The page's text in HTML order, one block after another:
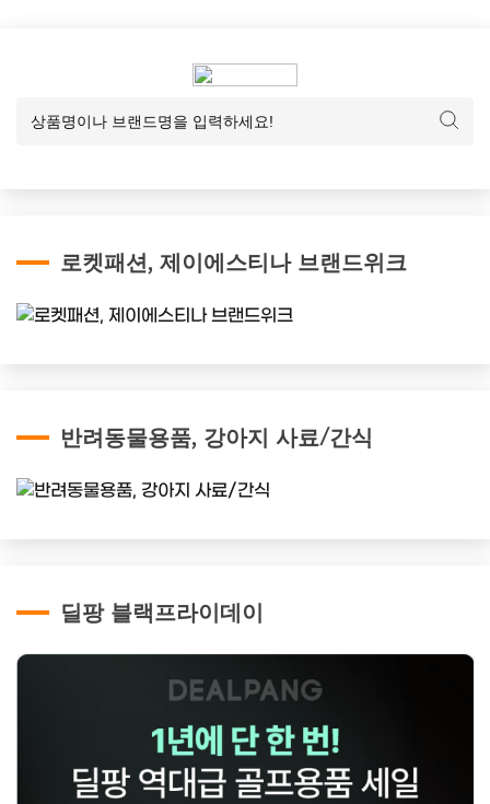
로켓패션, 제이에스티나 브랜드위크
반려동물용품, 강아지 사료/간식
딜팡 블랙프라이데이